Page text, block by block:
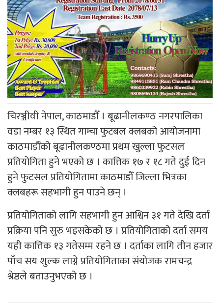
चिरञ्जीवी नेपाल, काठमाडौँ । बूढानीलकण्ठ नगरपालिका
वडा नम्बर १३ स्थित गाम्चा फुटबल क्लबको आयोजनामा
काठमाडौँको बूढानीलकण्ठमा प्रथम खुल्ला फुटसल
प्रतियोगिता हुने भएको छ । कात्तिक १७ र १८ गते दुई दिन
हुने फुटसल प्रतियोगितामा काठमाडौँ जिल्ला भित्रका
क्लबहरू सहभागी हुन पाउने छन् ।
प्रतियोगिताको लागि सहभागी हुन आश्विन ३१ गते देखि दर्ता
प्रक्रिया पनि सुरु भइसकेको छ । प्रतियोगिताको दर्ता समय
यही कात्तिक १३ गतेसम्म रहने छ । दर्ताका लागि तीन हजार
पाँच सय शुल्क लाग्ने प्रतियोगिताका संयोजक रामचन्द्र
श्रेष्ठले बताउनुभएको छ ।